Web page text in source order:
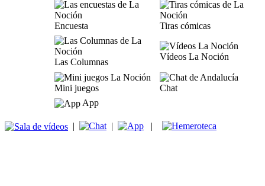
Encuesta Tiras cómicas
Las Columnas
Vídeos La Noción
Mini juegos
Chat
App
| | |